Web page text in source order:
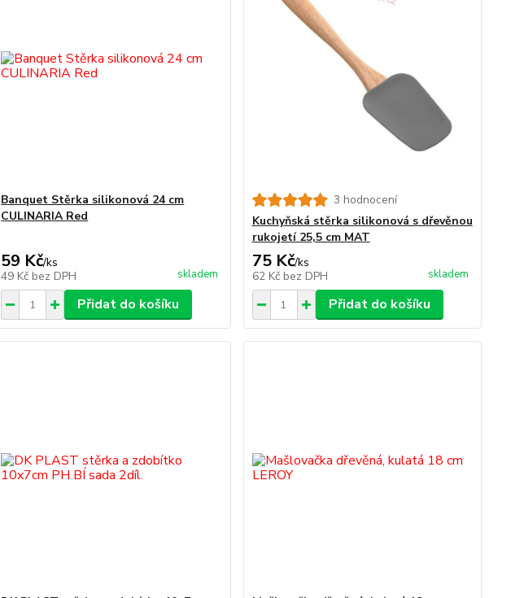
Banquet Stěrka silikonová 24 cm
CULINARIA Red
59 Kč/ks
49 Kč bez DPH skladem
Přidat do košíku
3 hodnocení
Kuchyňská stěrka silikonová s dřevěnou
rukojetí 25,5 cm MAT
75 Kč/ks
62 Kč bez DPH skladem
Přidat do košíku